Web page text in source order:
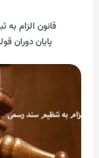
الزام به ثبت رسمی
پایان دوران قولنامه و